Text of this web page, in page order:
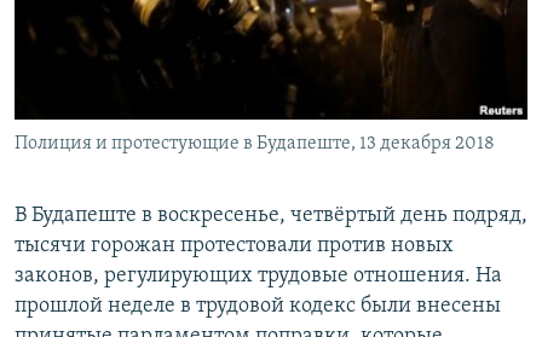
Հայերեն
Русский
Полиция и протестующие в Будапеште, 13 декабря 2018
В Будапеште в воскресенье, четвёртый день подряд,
тысячи горожан протестовали против новых
законов, регулирующих трудовые отношения. На
прошлой неделе в трудовой кодекс были внесены